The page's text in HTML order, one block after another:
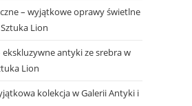
– wyjątkowe oprawy świetlne
Lion
antyki ze srebra w
Lion
kolekcja w Galerii Antyki i